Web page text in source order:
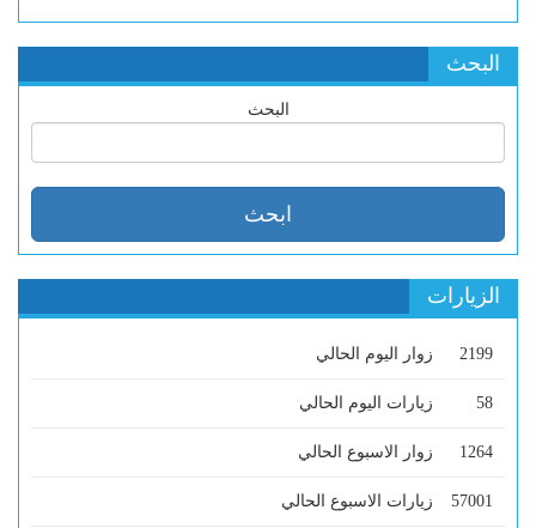
البحث
البحث
الزيارات
2199 زوار اليوم الحالي
58 زيارات اليوم الحالي
1264 زوار الاسبوع الحالي
57001 زيارات الاسبوع الحالي